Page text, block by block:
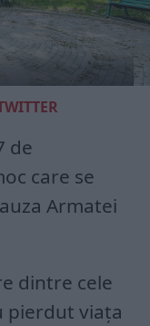
de
care se
Armatei
dintre cele
pierdut viața